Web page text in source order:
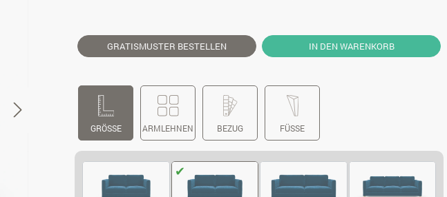
GRATISMUSTER BESTELLEN IN DEN WARENKORB
GRÖSSE ARMLEHNEN BEZUG FÜSSE